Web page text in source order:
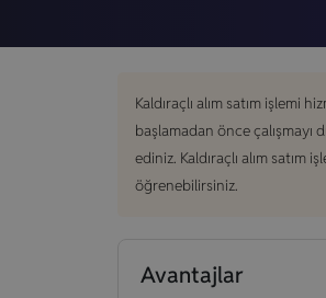
Kaldıraçlı alım satım işlemi
başlamadan önce
ediniz. Kaldıraçlı alım
öğrenebilirsiniz.
Avantajlar